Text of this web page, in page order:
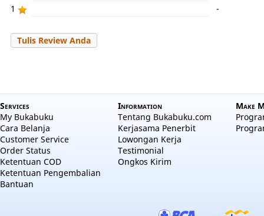
1
-
Tulis Review Anda
Services
My Bukabuku
Cara Belanja
Customer Service
Order Status
Ketentuan COD
Ketentuan Pengembalian
Bantuan
Information
Tentang Bukabuku.com
Kerjasama Penerbit
Lowongan Kerja
Testimonial
Ongkos Kirim
Make